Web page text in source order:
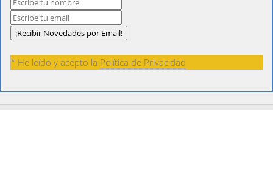
* He leído y acepto la Política de Privacidad